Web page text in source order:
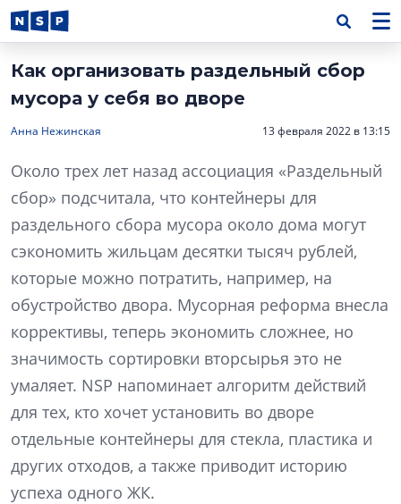
Как организовать раздельный сбор
мусора у себя во дворе
Анна Нежинская 13 февраля 2022 в 13:15
Около трех лет назад ассоциация «Раздельный
сбор» подсчитала, что контейнеры для
раздельного сбора мусора около дома могут
сэкономить жильцам десятки тысяч рублей,
которые можно потратить, например, на
обустройство двора. Мусорная реформа внесла
коррективы, теперь экономить сложнее, но
значимость сортировки вторсырья это не
умаляет. NSP напоминает алгоритм действий
для тех, кто хочет установить во дворе
отдельные контейнеры для стекла, пластика и
других отходов, а также приводит историю
успеха одного ЖК.